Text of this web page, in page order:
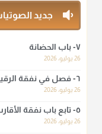
منذ 3 شهر
لا أعلم لدعاء ختم
الرسول صلى الله
منذ 3 شهر
جديد
٧- باب الحضانة
26 يوليو، 2026
٦- فصل في نفقة الرقيق
26 يوليو، 2026
٥- تابع باب نفقة الأقارب من قوله: (ومن له وارث غير أب).
26 يوليو، 2026